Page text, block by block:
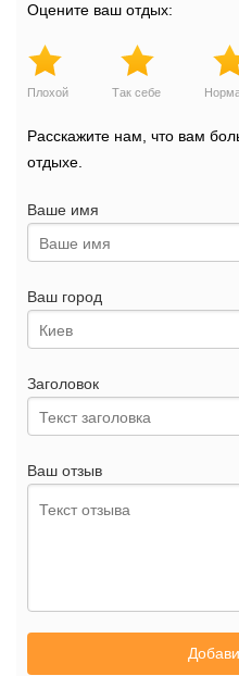
Оцените ваш отдых:
Плохой Так себе
Расскажите нам, что вам
отдыхе.
Ваше имя
Ваш город
Заголовок
Ваш отзыв